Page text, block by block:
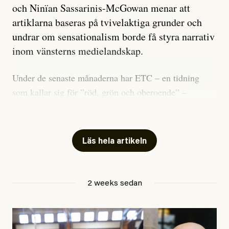
och Ninïan Sassarinis-McGowan menar att
artiklarna baseras på tvivelaktiga grunder och
undrar om sensationalism borde få styra narrativ
inom vänsterns medielandskap.
Under de senaste månaderna har ETC – en tidning
som kallar sig för ”röd, grön och oberoende” –
skriver för? Vad betyder det att vara en ”röd, grön och
oberoende” tidning? Och vad är egentligen bra
utpekas som israelisk infiltratör”. Enligt ingressen
Läs hela artikeln
2 weeks sedan